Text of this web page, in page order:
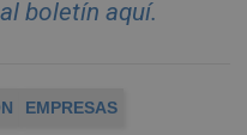
boletín aquí.
EMPRESAS